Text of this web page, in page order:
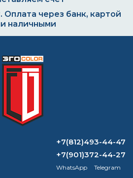
Оплата через банк, картой
наличными
отправляем транспортной
компанией
ОТВЕТ
цементную
+7(812)493-44-47
+7(901)372-44-27
WhatsApp Telegram